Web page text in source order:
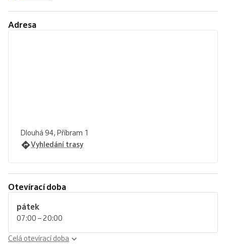
Adresa
Dlouhá 94, Příbram 1
Vyhledání trasy
Otevírací doba
pátek
07:00 – 20:00
Celá otevírací doba